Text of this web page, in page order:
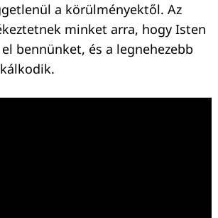
a körülményektől. Az
minket arra, hogy Isten
bennünket, és a legnehezebb